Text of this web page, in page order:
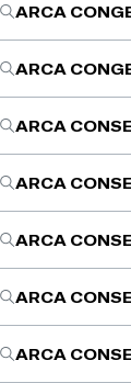
ARCA
ARCA
ARCA
ARCA
ARCA
ARCA
ARCA